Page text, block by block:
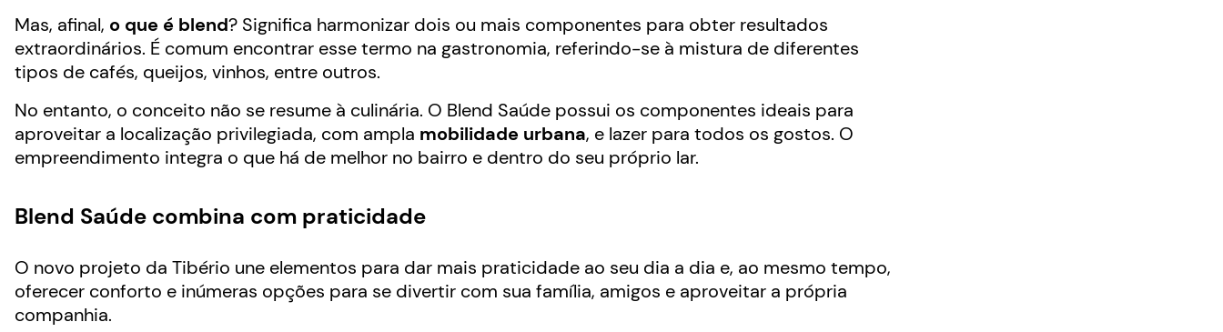
Mas, afinal, o que é blend? Significa harmonizar dois ou mais componentes para obter resultados
extraordinários. É comum encontrar esse termo na gastronomia, referindo-se à mistura de diferentes
tipos de cafés, queijos, vinhos, entre outros.
No entanto, o conceito não se resume à culinária. O Blend Saúde possui os componentes ideais para
aproveitar a localização privilegiada, com ampla mobilidade urbana, e lazer para todos os gostos. O
empreendimento integra o que há de melhor no bairro e dentro do seu próprio lar.
Blend Saúde combina com praticidade
O novo projeto da Tibério une elementos para dar mais praticidade ao seu dia a dia e, ao mesmo tempo,
oferecer conforto e inúmeras opções para se divertir com sua família, amigos e aproveitar a própria
companhia.